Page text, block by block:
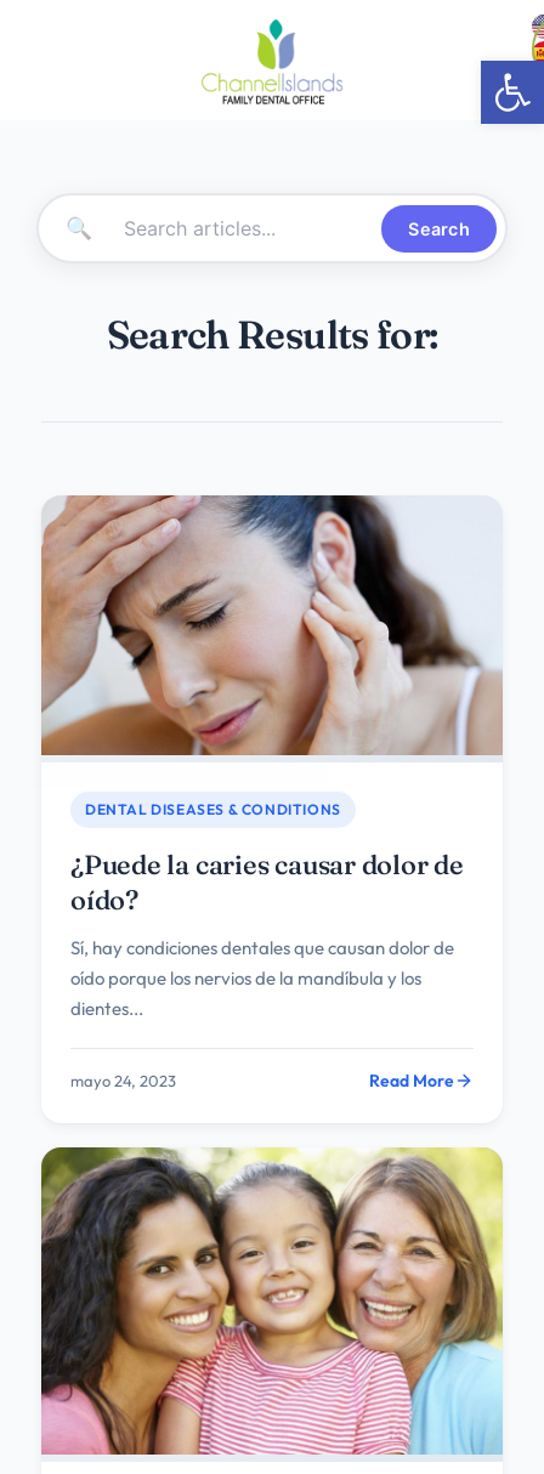
Abrir
🔍 Search
Search Results for:
DENTAL DISEASES & CONDITIONS
¿Puede la caries causar dolor de
oído?
Sí, hay condiciones dentales que causan dolor de
oído porque los nervios de la mandíbula y los
dientes...
mayo 24, 2023 Read More